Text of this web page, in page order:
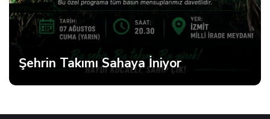
Şehrin Takımı Sahaya İniyor